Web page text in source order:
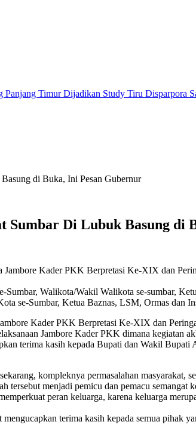
Timur Dijadikan Study Tiru Disparpora
di Buka, Ini Pesan Gubernur
Di Lubuk Basung di
Kader PKK Berpretasi Ke-XIX dan
Sumbar, Walikota/Wakil Walikota se-sumbar,
se-Sumbar, Ketua Baznas, LSM, Ormas dan
Kader PKK Berpretasi Ke-XIX dan
Jambore Kader PKK dimana kegiatan
terima kasih kepada Bupati dan Wakil
kompleknya permasalahan masyarakat,
tersebut menjadi pemicu dan pemacu
peran keluarga, karena keluarga
terima kasih kepada semua pihak